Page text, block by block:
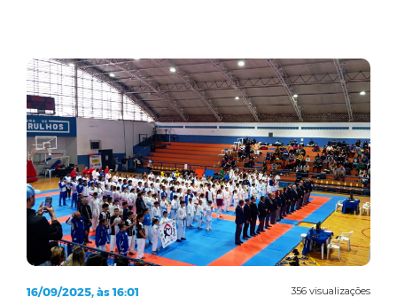
356 visualizações
16/09/2025, às 16:01